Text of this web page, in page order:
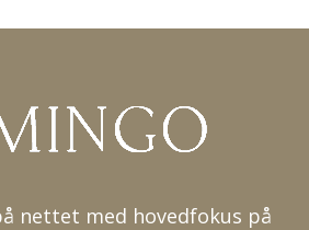
nettet med hovedfokus på